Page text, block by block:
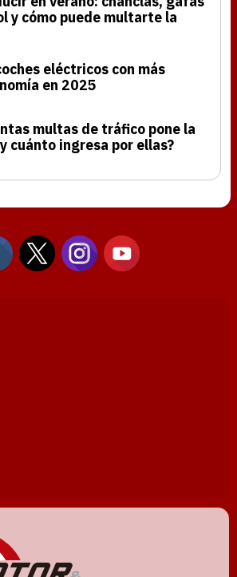
y cómo puede multarte la
eléctricos con más
en 2025
multas de tráfico pone la
cuánto ingresa por ellas?